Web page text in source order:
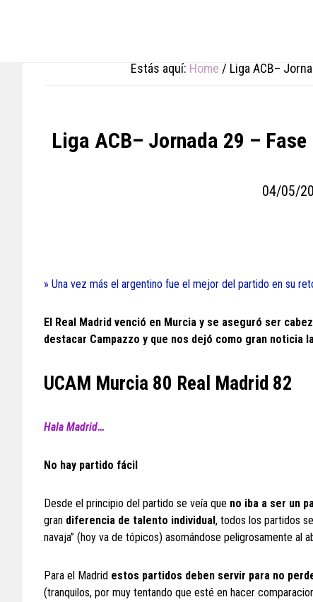
Estás aquí: Home / Liga ACB–
Liga ACB– Jornada 29 –
04/05/
» Una vez más el argentino fue el mejor del partido en su
El Real Madrid venció en Murcia y se aseguró ser
destacar Campazzo y que nos dejó como gran noticia
UCAM Murcia 80 Real Madrid 82
Hala Madrid…
No hay partido fácil
Desde el principio del partido se veía que no iba a ser un
gran diferencia de talento individual, todos los partidos
navaja” (hoy va de tópicos) asomándose peligrosamente al
Para el Madrid estos partidos deben servir para no
(tranquilos, por muy tentando que esté en hacer